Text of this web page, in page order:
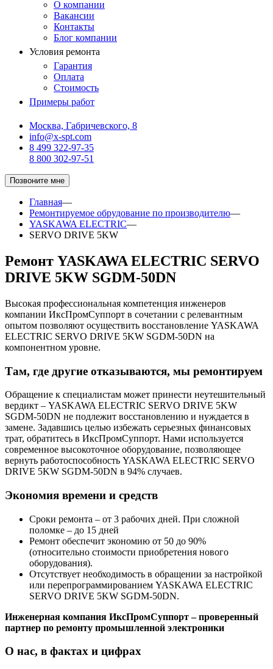
О компании
Вакансии
Контакты
Блог компании
Условия ремонта
Гарантия
Оплата
Стоимость
Примеры работ
Москва, Габричевского, 8
info@x-spt.com
8 499 322-97-35
8 800 302-97-51
Позвоните мне
Главная—
Ремонтируемое обрудование по производителю—
YASKAWA ELECTRIC—
SERVO DRIVE 5KW
Ремонт YASKAWA ELECTRIC SERVO
DRIVE 5KW SGDM-50DN
Высокая профессиональная компетенция инженеров
компании ИксПромСуппорт в сочетании с релевантным
опытом позволяют осуществить восстановление YASKAWA
ELECTRIC SERVO DRIVE 5KW SGDM-50DN на
компонентном уровне.
Там, где другие отказываются, мы ремонтируем
Обращение к специалистам может принести неутешительный
вердикт – YASKAWA ELECTRIC SERVO DRIVE 5KW
SGDM-50DN не подлежит восстановлению и нуждается в
замене. Задавшись целью избежать серьезных финансовых
трат, обратитесь в ИксПромСуппорт. Нами используется
современное высокоточное оборудование, позволяющее
вернуть работоспособность YASKAWA ELECTRIC SERVO
DRIVE 5KW SGDM-50DN в 94% случаев.
Экономия времени и средств
Сроки ремонта – от 3 рабочих дней. При сложной
поломке – до 15 дней
Ремонт обеспечит экономию от 50 до 90%
(относительно стоимости приобретения нового
оборудования).
Отсутствует необходимость в обращении за настройкой
или перепрограммированием YASKAWA ELECTRIC
SERVO DRIVE 5KW SGDM-50DN.
Инженерная компания ИксПромСуппорт – проверенный
партнер по ремонту промышленной электроники
О нас, в фактах и цифрах